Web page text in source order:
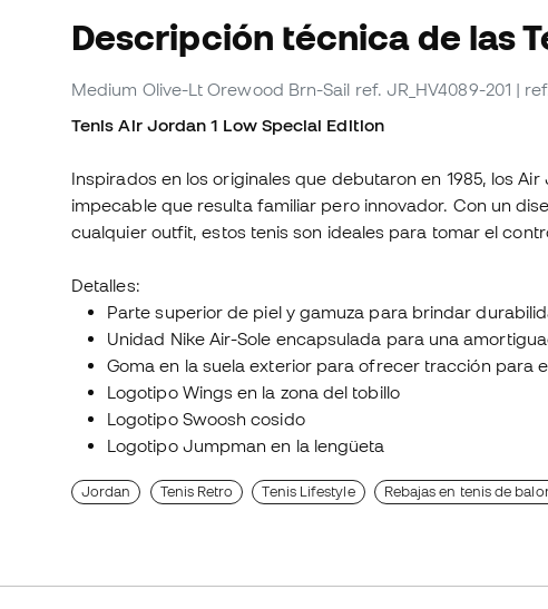
Descripción técnica de las
Medium Olive-Lt Orewood Brn-Sail ref. JR_HV4089-201 |
Tenis Air Jordan 1 Low Special Edition
Inspirados en los originales que debutaron en 1985, los
impecable que resulta familiar pero innovador. Con un
cualquier outfit, estos tenis son ideales para tomar el
Detalles:
Parte superior de piel y gamuza para brindar
Unidad Nike Air-Sole encapsulada para una
Goma en la suela exterior para ofrecer tracción para
Logotipo Wings en la zona del tobillo
Logotipo Swoosh cosido
Logotipo Jumpman en la lengüeta
Jordan Tenis Retro Tenis Lifestyle Rebajas en tenis de